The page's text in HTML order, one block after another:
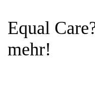
Equal
mehr!